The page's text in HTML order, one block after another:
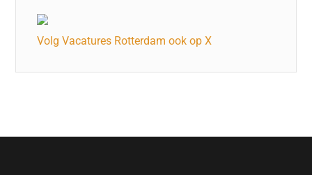
Volg Vacatures Rotterdam ook op X